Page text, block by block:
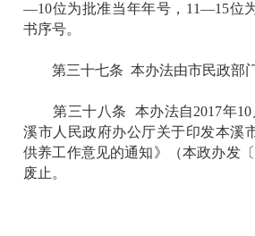
—10位为批准当年年号，11—15位
书序号。
第三十七条 本办法由市民政部门
第三十八条 本办法自2017年10
溪市人民政府办公厅关于印发本溪
供养工作意见的通知》（本政办发
废止。